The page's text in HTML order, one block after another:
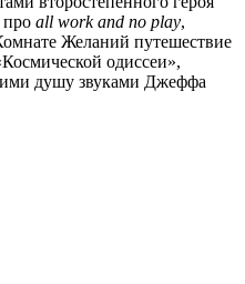
про all work and no play,
Желаний путешествие
одиссеи»,
душу звуками Джеффа